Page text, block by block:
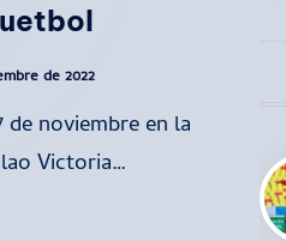
de 2022
de noviembre en la
Victoria…